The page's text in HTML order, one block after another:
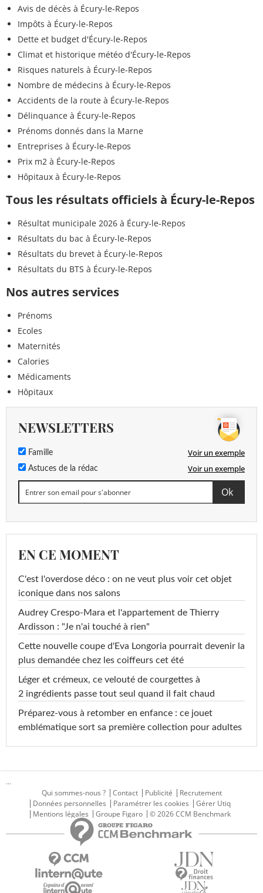
Avis de décès à Écury-le-Repos
Impôts à Écury-le-Repos
Dette et budget d'Écury-le-Repos
Climat et historique météo d'Écury-le-Repos
Risques naturels à Écury-le-Repos
Nombre de médecins à Écury-le-Repos
Accidents de la route à Écury-le-Repos
Délinquance à Écury-le-Repos
Prénoms donnés dans la Marne
Entreprises à Écury-le-Repos
Prix m2 à Écury-le-Repos
Hôpitaux à Écury-le-Repos
Tous les résultats officiels à Écury-le-Repos
Résultat municipale 2026 à Écury-le-Repos
Résultats du bac à Écury-le-Repos
Résultats du brevet à Écury-le-Repos
Résultats du BTS à Écury-le-Repos
Nos autres services
Prénoms
Ecoles
Maternités
Calories
Médicaments
Hôpitaux
NEWSLETTERS
Famille Voir un exemple
Astuces de la rédac Voir un exemple
EN CE MOMENT
C'est l'overdose déco : on ne veut plus voir cet objet
iconique dans nos salons
Audrey Crespo-Mara et l'appartement de Thierry
Ardisson : "Je n'ai touché à rien"
Cette nouvelle coupe d'Eva Longoria pourrait devenir la
plus demandée chez les coiffeurs cet été
Léger et crémeux, ce velouté de courgettes à
2 ingrédients passe tout seul quand il fait chaud
Préparez-vous à retomber en enfance : ce jouet
emblématique sort sa première collection pour adultes
...
Qui sommes-nous ?
Contact Publicité
Recrutement
Données personnelles
Paramétrer les cookies
Gérer Utiq
Mentions légales
Groupe Figaro © 2026 CCM Benchmark